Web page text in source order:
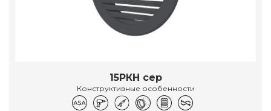
15РКН сер
Конструктивные особенности